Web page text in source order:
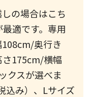
の場合はこち
適です。専用
奥行き
175cm/横幅
クスが選べま
込み）、Lサイズ